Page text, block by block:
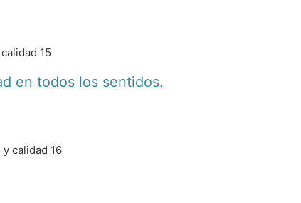
en todos los sentidos.